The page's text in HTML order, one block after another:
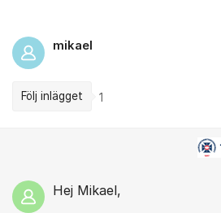
mikael
Följ inlägget 1
Hej Mikael,